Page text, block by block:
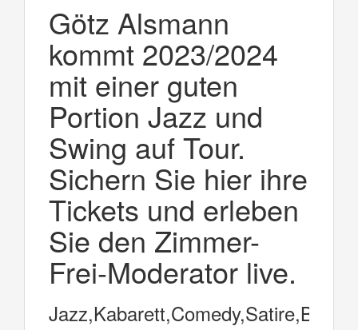
Götz Alsmann
kommt 2023/2024
mit einer guten
Portion Jazz und
Swing auf Tour.
Sichern Sie hier ihre
Tickets und erleben
Sie den Zimmer-
Frei-Moderator live.
Jazz,Kabarett,Comedy,Satire,Blues